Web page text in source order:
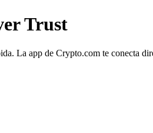
Trust
La app de Crypto.com te conecta